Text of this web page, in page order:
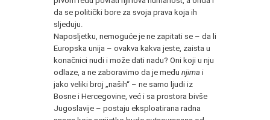
da se politički bore za svoja prava koja ih
sljeduju.
Naposljetku, nemoguće je ne zapitati se – da li
Europska unija – ovakva kakva jeste, zaista u
konačnici nudi i može dati nadu? Oni koji u nju
odlaze, a ne zaboravimo da je među njima i
jako veliki broj „naših“ – ne samo ljudi iz
Bosne i Hercegovine, već i sa prostora bivše
Jugoslavije – postaju eksploatirana radna